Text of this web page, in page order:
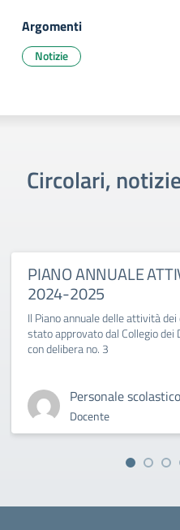
Argomenti
Notizie
Circolari,
PIANO ANNUALE
2024-2025
Il Piano annuale delle attività
stato approvato dal Collegio
con delibera no. 3
Personale scolastico
Docente